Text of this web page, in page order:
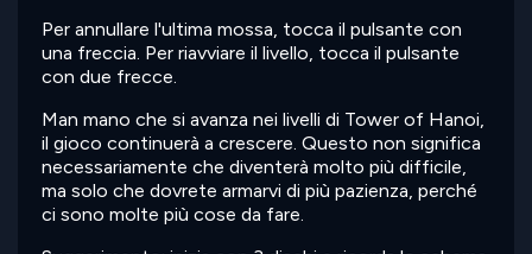
Per annullare l'ultima mossa, tocca il pulsante con
una freccia. Per riavviare il livello, tocca il pulsante
con due frecce.
Man mano che si avanza nei livelli di Tower of Hanoi,
il gioco continuerà a crescere. Questo non significa
necessariamente che diventerà molto più difficile,
ma solo che dovrete armarvi di più pazienza, perché
ci sono molte più cose da fare.